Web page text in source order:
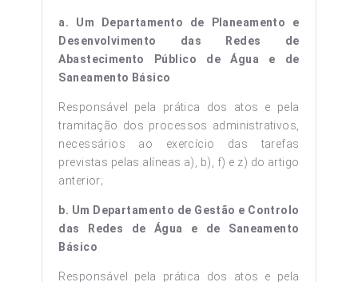
a. Um Departamento de Planeamento e
Desenvolvimento das Redes de
Abastecimento Público de Água e de
Saneamento Básico
Responsável pela prática dos atos e pela
tramitação dos processos administrativos,
necessários ao exercício das tarefas
previstas pelas alíneas a), b), f) e z) do artigo
anterior;
b. Um Departamento de Gestão e Controlo
das Redes de Água e de Saneamento
Básico
Responsável pela prática dos atos e pela